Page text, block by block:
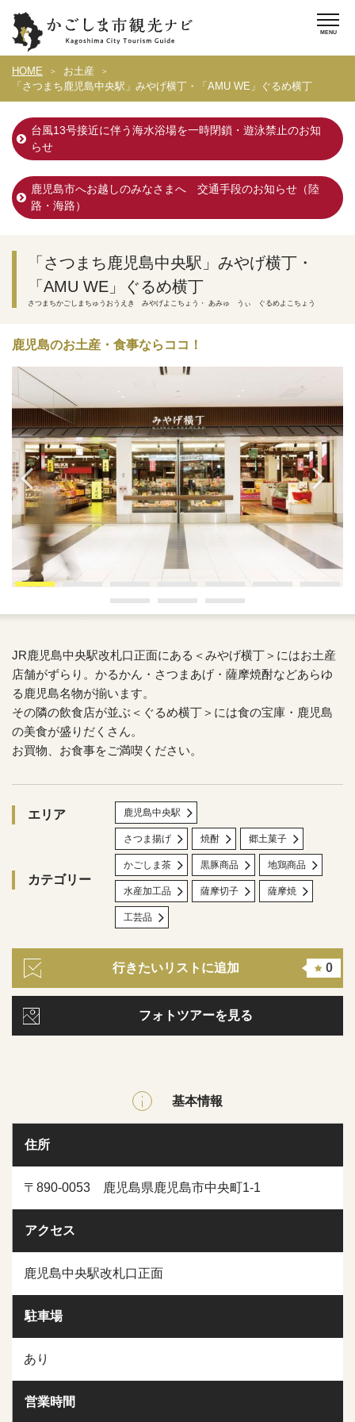
HOME
お土産
「さつまち鹿児島中央駅」みやげ横丁・「AMU WE」ぐるめ横丁
台風13号接近に伴う海水浴場を一時閉鎖・遊泳禁止のお知
らせ
鹿児島市へお越しのみなさまへ 交通手段のお知らせ（陸
路・海路）
「さつまち鹿児島中央駅」みやげ横丁・
「AMU WE」ぐるめ横丁
さつまちかごしまちゅうおうえき みやげよこちょう・ あみゅ うぃ ぐるめよこちょう
鹿児島のお土産・食事ならココ！
JR鹿児島中央駅改札口正面にある＜みやげ横丁＞にはお土産
店舗がずらり。かるかん・さつまあげ・薩摩焼酎などあらゆ
る鹿児島名物が揃います。
その隣の飲食店が並ぶ＜ぐるめ横丁＞には食の宝庫・鹿児島
の美食が盛りだくさん。
お買物、お食事をご満喫ください。
エリア 鹿児島中央駅
カテゴリー
さつま揚げ 焼酎 郷土菓子
かごしま茶 黒豚商品 地鶏商品
水産加工品 薩摩切子 薩摩焼
工芸品
行きたいリストに追加 0
フォトツアーを見る
基本情報
住所
〒890-0053 鹿児島県鹿児島市中央町1-1
アクセス
鹿児島中央駅改札口正面
駐車場
あり
営業時間